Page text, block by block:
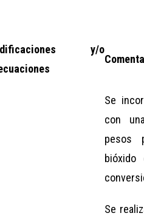
y/o
Se
con
pesos
Se